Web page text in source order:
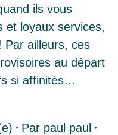
ils vous
et loyaux services,
Par ailleurs, ces
au départ
si affinités…
Par paul paul